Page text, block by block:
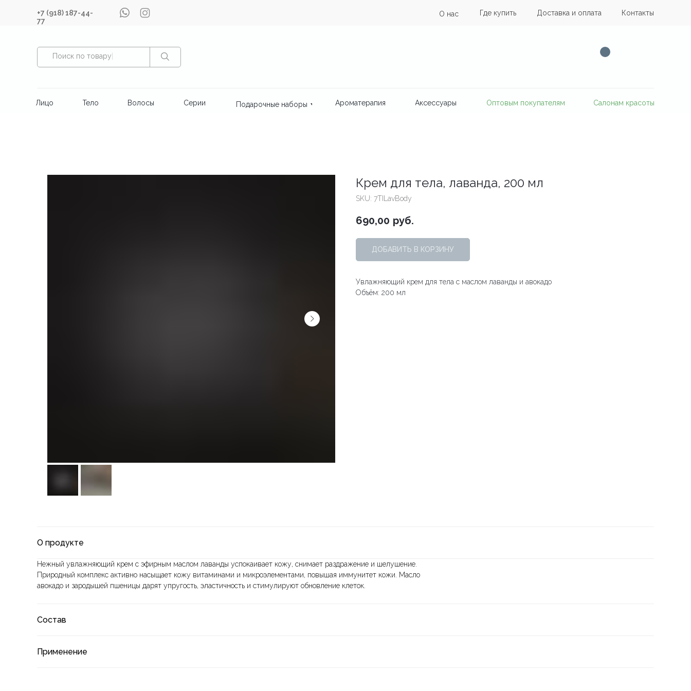
Оптовым покупателям Салонам красоты
Лицо Тело Волосы Серии Подарочные наборы Ароматерапия Аксессуары
Доставка и оплата
Где купить
О нас
+7 (918) 187-44-
77
Контакты
Поиск по товару
Крем для тела, лаванда, 200 мл
SKU: 7TILavBody
690,00 руб.
ДОБАВИТЬ В КОРЗИНУ
Увлажняющий крем для тела с маслом лаванды и авокадо
Объём: 200 мл
О продукте
Нежный увлажняющий крем с эфирным маслом лаванды успокаивает кожу, снимает раздражение и шелушение.
Природный комплекс активно насыщает кожу витаминами и микроэлементами, повышая иммунитет кожи. Масло
авокадо и зародышей пшеницы дарят упругость, эластичность и стимулируют обновление клеток.
Состав
Применение